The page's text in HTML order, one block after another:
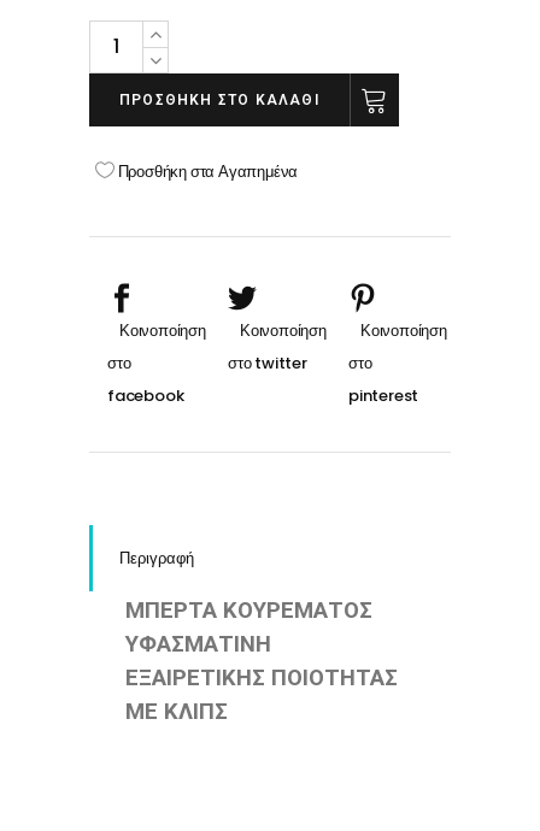
ΜΠΕΡΤΑ
ΚΟΥΡΕΜΑΤΟΣ
ΥΦΑΣΜΑΤΙΝΗ
quantity
ΠΡΟΣΘΉΚΗ ΣΤΟ ΚΑΛΆΘΙ
Προσθήκη στα Αγαπημένα
Περιγραφή
ΜΠΕΡΤΑ ΚΟΥΡΕΜΑΤΟΣ
ΥΦΑΣΜΑΤΙΝΗ
ΕΞΑΙΡΕΤΙΚΗΣ ΠΟΙΟΤΗΤΑΣ
ΜΕ ΚΛΙΠΣ